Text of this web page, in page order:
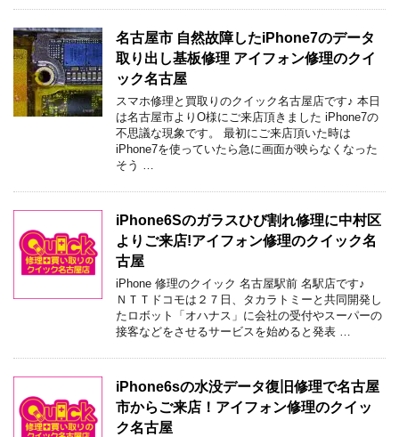
名古屋市 自然故障したiPhone7のデータ
取り出し基板修理 アイフォン修理のクイ
ック名古屋
スマホ修理と買取りのクイック名古屋店です♪ 本日
は名古屋市よりO様にご来店頂きました iPhone7の
不思議な現象です。 最初にご来店頂いた時は
iPhone7を使っていたら急に画面が映らなくなった
そう …
iPhone6Sのガラスひび割れ修理に中村区
よりご来店!アイフォン修理のクイック名
古屋
iPhone 修理のクイック 名古屋駅前 名駅店です♪
ＮＴＴドコモは２７日、タカラトミーと共同開発し
たロボット「オハナス」に会社の受付やスーパーの
接客などをさせるサービスを始めると発表 …
iPhone6sの水没データ復旧修理で名古屋
市からご来店！アイフォン修理のクイッ
ク名古屋